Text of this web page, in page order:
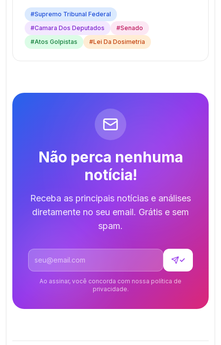
#Supremo Tribunal Federal
#Camara Dos Deputados #Senado
#Atos Golpistas #Lei Da Dosimetria
Não perca nenhuma
notícia!
Receba as principais notícias e análises
diretamente no seu email. Grátis e sem
spam.
Endereço de email
✓
Ao assinar, você concorda com nossa política de
privacidade.